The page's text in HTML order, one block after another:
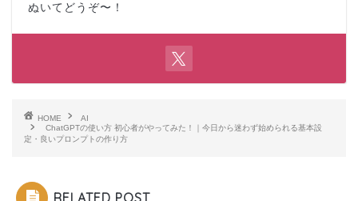
ぬいてどうぞ〜！
HOME
AI
ChatGPTの使い方 初心者がやってみた！｜今日から迷わず始められる基本設
定・良いプロンプトの作り方
RELATED POST